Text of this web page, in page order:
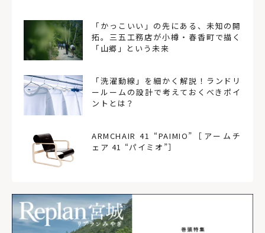
「かっこいい」の先にある、未知の開
拓。三五工務店が小樽・春香町で描く
「山郷」という未来
「洗濯動線」を細かく解説！ランドリ
ールームの設計で考えておくべきポイ
ントとは？
ARMCHAIR 41 “PAIMIO”［アームチ
ェア 41 “パイミオ”］